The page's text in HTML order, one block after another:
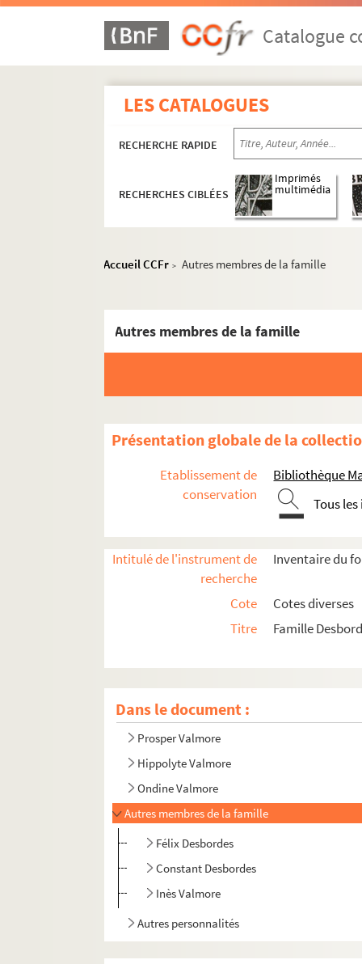
Catalogue
LES CATALOGUES
RECHERCHE RAPIDE
RECHERCHES CIBLÉES
Imprimés
multimédia
Accueil CCFr > Autres membres de la famille
Autres membres de la famille
Présentation globale de la
Etablissement de
conservation
Bibliothèque
Tous
Intitulé de l'instrument de
recherche
Inventaire du
Cote
Cotes diverses
Titre
Famille
Dans le document :
Prosper Valmore
Hippolyte Valmore
Ondine Valmore
Autres membres de la famille
Félix Desbordes
Constant Desbordes
Inès Valmore
Autres personnalités